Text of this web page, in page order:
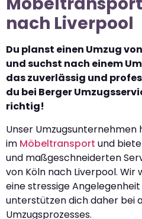
nach Liverpool
Du planst einen Umzug
und suchst nach einem
das zuverlässig und
du bei Berger
richtig!
Unser
im Möbeltransport und
und maßgeschneiderten
von Köln nach Liverpool. Wir
eine stressige
unterstützen dich daher bei
Umzugsprozesses.